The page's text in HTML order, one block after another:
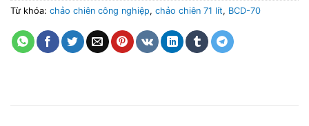
Từ khóa: chảo chiên công nghiệp, chảo chiên 71 lít, BCD-70